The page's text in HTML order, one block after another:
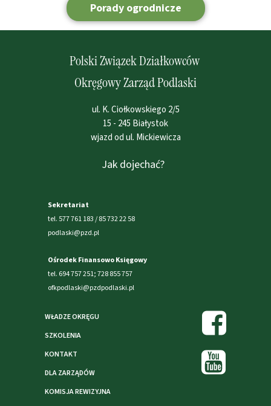
Porady ogrodnicze
Jak dojechać?
Polski Związek Działkowców
Okręgowy Zarząd Podlaski
ul. K. Ciołkowskiego 2/5
15 - 245 Białystok
wjazd od ul. Mickiewicza
Sekretariat
tel. 577 761 183 / 85 732 22 58
podlaski@pzd.pl
Ośrodek Finansowo Księgowy
tel. 694 757 251; 728 855 757
ofkpodlaski@pzdpodlaski.pl
WŁADZE OKRĘGU
SZKOLENIA
KONTAKT
DLA ZARZĄDÓW
KOMISJA REWIZYJNA